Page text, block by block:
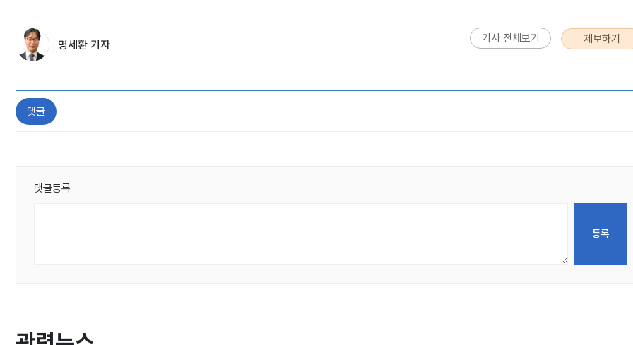
명세환 기자 기사 전체보기 제보하기
댓글
댓글등록